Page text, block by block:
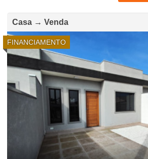
Casa → Venda
FINANCIAMENTO